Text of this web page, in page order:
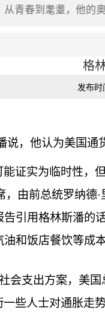
从青春到耄耋，他的
格
发布时
，他认为美国通
证实为临时性，
由前总统罗纳德·
引用格林斯潘的
和饭店餐饮等成
会支出方案，美
些人士对通胀走